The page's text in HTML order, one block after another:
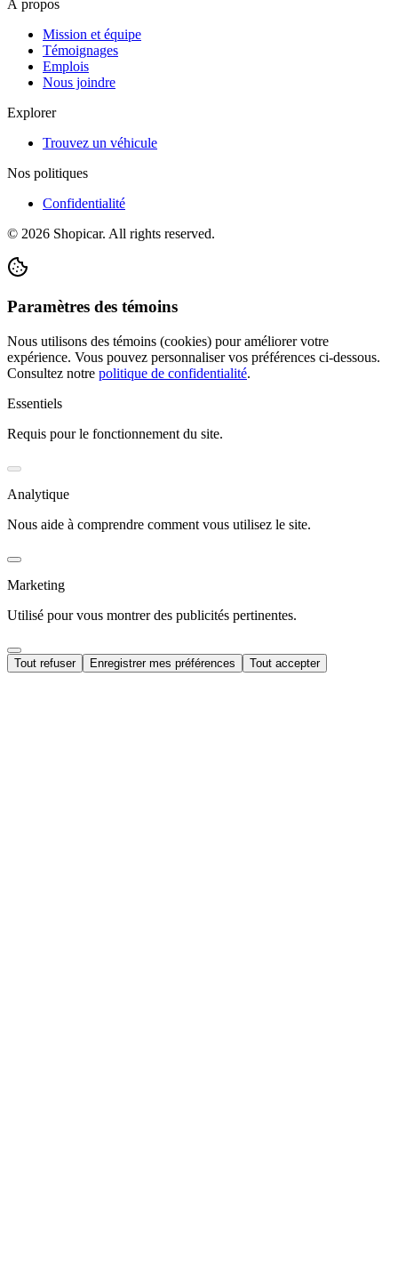
À propos
Mission et équipe
Témoignages
Emplois
Nous joindre
Explorer
Trouvez un véhicule
Nos politiques
Confidentialité
© 2026 Shopicar. All rights reserved.
Paramètres des témoins
Nous utilisons des témoins (cookies) pour améliorer votre
expérience. Vous pouvez personnaliser vos préférences ci-dessous.
Consultez notre politique de confidentialité.
Essentiels
Requis pour le fonctionnement du site.
Analytique
Nous aide à comprendre comment vous utilisez le site.
Marketing
Utilisé pour vous montrer des publicités pertinentes.
Tout refuser Enregistrer mes préférences Tout accepter